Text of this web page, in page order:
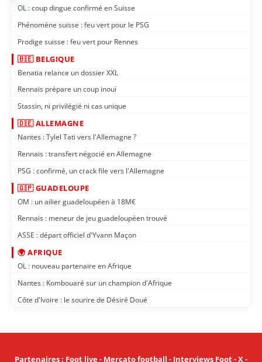
OL : coup dingue confirmé en Suisse
Phénomène suisse : feu vert pour le PSG
Prodige suisse : feu vert pour Rennes
🇧🇪 BELGIQUE
Benatia relance un dossier XXL
Rennais prépare un coup inouï
Stassin, ni privilégié ni cas unique
🇩🇪 ALLEMAGNE
Nantes : Tylel Tati vers l'Allemagne ?
Rennais : transfert négocié en Allemagne
PSG : confirmé, un crack file vers l'Allemagne
🇬🇵 GUADELOUPE
OM : un ailier guadeloupéen à 18M€
Rennais : meneur de jeu guadeloupéen trouvé
ASSE : départ officiel d'Yvann Maçon
🌍 AFRIQUE
OL : nouveau partenaire en Afrique
Nantes : Kombouaré sur un champion d'Afrique
Côte d'Ivoire : le sourire de Désiré Doué
Partenaires: Foot live- Mercato football - Interviews Foot-X-